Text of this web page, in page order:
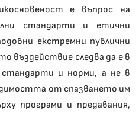
е въпрос на
стандарти и етични
екстремни публични
въздействие следва да е в
и норми, а не в
от спазването им
програми и предавания,